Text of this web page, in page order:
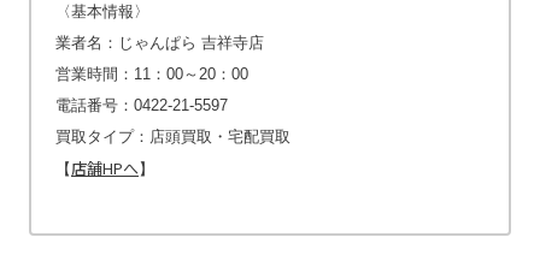
〈基本情報〉
業者名：じゃんぱら 吉祥寺店
営業時間：11：00～20：00
電話番号：0422-21-5597
買取タイプ：店頭買取・宅配買取
【 店舗HPへ】